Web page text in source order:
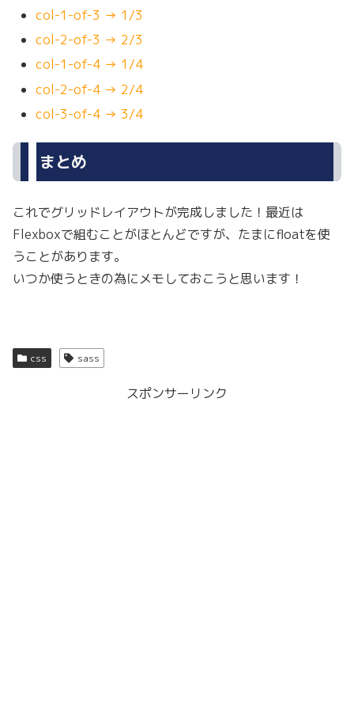
col-1-of-3 → 1/3
col-2-of-3 → 2/3
col-1-of-4 → 1/4
col-2-of-4 → 2/4
col-3-of-4 → 3/4
まとめ
これでグリッドレイアウトが完成しました！最近は
Flexboxで組むことがほとんどですが、たまにfloatを使
うことがあります。
いつか使うときの為にメモしておこうと思います！
css sass
スポンサーリンク